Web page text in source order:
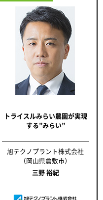
トライスルみらい農園が実現
する”みらい”
旭テクノプラント株式会社
（岡山県倉敷市）
三野 裕紀